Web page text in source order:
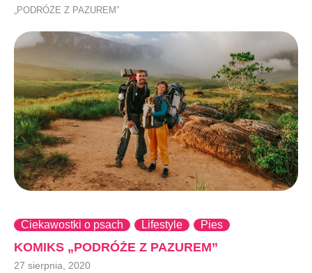
„PODRÓŻE Z PAZUREM”
Ciekawostki o psach Lifestyle Pies
KOMIKS „PODRÓŻE Z PAZUREM”
27 sierpnia, 2020